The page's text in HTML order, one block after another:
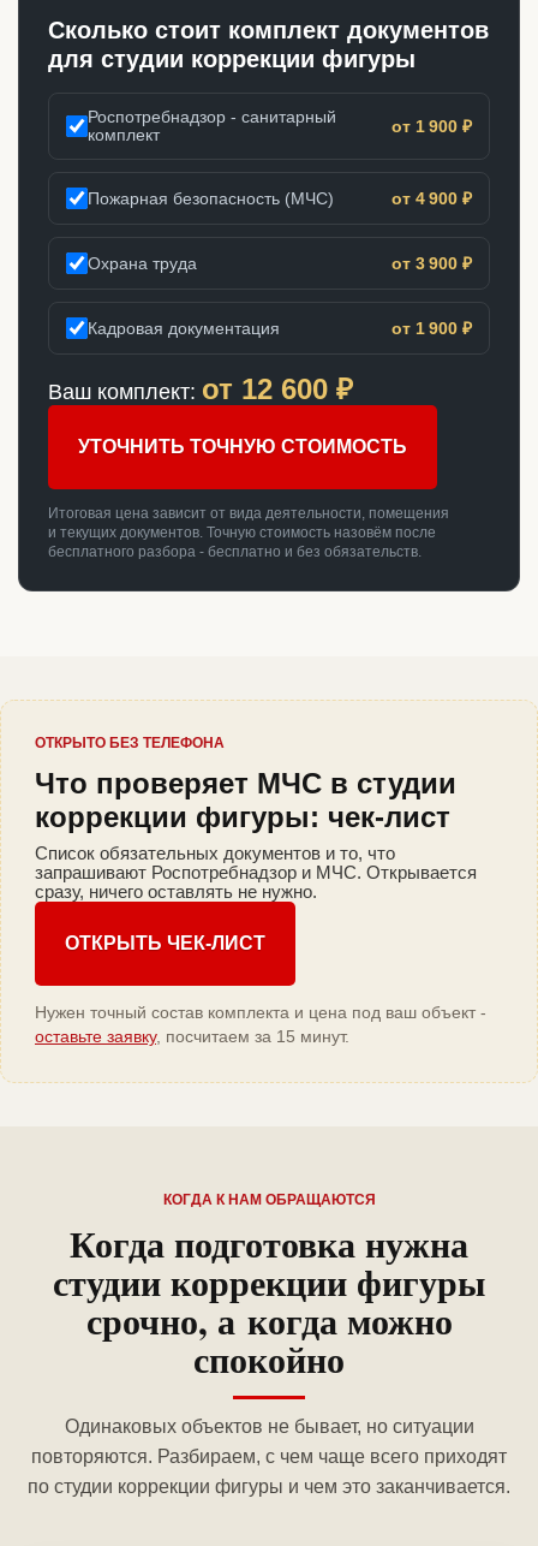
Сколько стоит комплект документов
для студии коррекции фигуры
Роспотребнадзор - санитарный
комплект
от 1 900 ₽
Пожарная безопасность (МЧС) от 4 900 ₽
Охрана труда от 3 900 ₽
Кадровая документация от 1 900 ₽
Ваш комплект: от 12 600 ₽
УТОЧНИТЬ ТОЧНУЮ СТОИМОСТЬ
Итоговая цена зависит от вида деятельности, помещения
и текущих документов. Точную стоимость назовём после
бесплатного разбора - бесплатно и без обязательств.
ОТКРЫТО БЕЗ ТЕЛЕФОНА
Что проверяет МЧС в студии
коррекции фигуры: чек-лист
Список обязательных документов и то, что
запрашивают Роспотребнадзор и МЧС. Открывается
сразу, ничего оставлять не нужно.
ОТКРЫТЬ ЧЕК-ЛИСТ
Нужен точный состав комплекта и цена под ваш объект -
оставьте заявку, посчитаем за 15 минут.
КОГДА К НАМ ОБРАЩАЮТСЯ
Когда подготовка нужна
студии коррекции фигуры
срочно, а когда можно
спокойно
Одинаковых объектов не бывает, но ситуации
повторяются. Разбираем, с чем чаще всего приходят
по студии коррекции фигуры и чем это заканчивается.